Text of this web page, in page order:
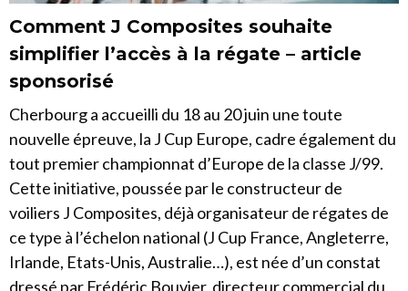
Comment J Composites souhaite
simplifier l’accès à la régate – article
sponsorisé
Cherbourg a accueilli du 18 au 20 juin une toute
nouvelle épreuve, la J Cup Europe, cadre également du
tout premier championnat d’Europe de la classe J/99.
Cette initiative, poussée par le constructeur de
voiliers J Composites, déjà organisateur de régates de
ce type à l’échelon national (J Cup France, Angleterre,
Irlande, Etats-Unis, Australie…), est née d’un constat
dressé par Frédéric Bouvier, directeur commercial du